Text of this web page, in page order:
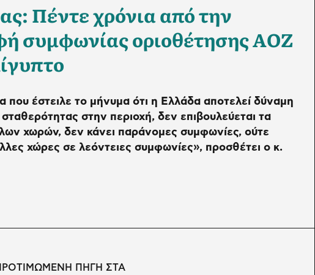
Πέντε χρόνια από την
συμφωνίας οριοθέτησης ΑΟΖ
που έστειλε το μήνυμα ότι η Ελλάδα αποτελεί δύναμη
στην περιοχή, δεν επιβουλεύεται τα
χωρών, δεν κάνει παράνομες συμφωνίες, ούτε
χώρες σε λεόντειες συμφωνίες», προσθέτει ο κ.
ΠΡΟΤΙΜΩΜΕΝΗ ΠΗΓΗ ΣΤΑ